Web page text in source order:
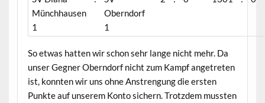
Münchhausen
1
Oberndorf
1
So etwas hatten wir schon sehr lange nicht mehr. Da
unser Gegner Oberndorf nicht zum Kampf angetreten
ist, konnten wir uns ohne Anstrengung die ersten
Punkte auf unserem Konto sichern. Trotzdem mussten